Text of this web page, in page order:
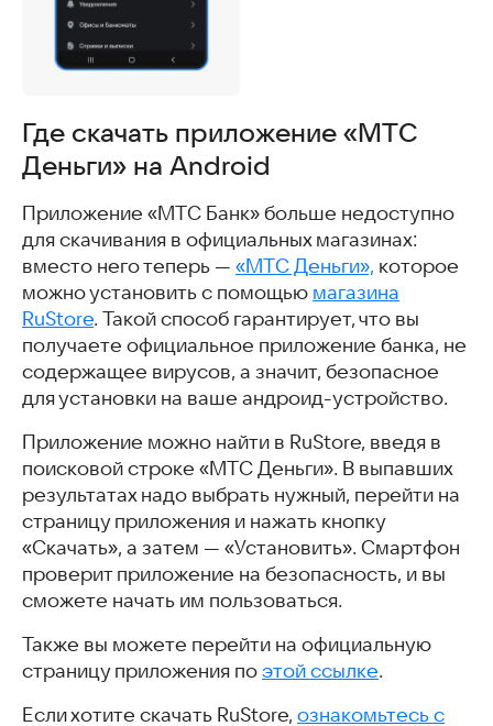
Где скачать приложение «МТС
Деньги» на Android
Приложение «МТС Банк» больше недоступно
для скачивания в официальных магазинах:
вместо него теперь — «МТС Деньги», которое
можно установить с помощью магазина
RuStore. Такой способ гарантирует, что вы
получаете официальное приложение банка, не
содержащее вирусов, а значит, безопасное
для установки на ваше андроид-устройство.
Приложение можно найти в RuStore, введя в
поисковой строке «МТС Деньги». В выпавших
результатах надо выбрать нужный, перейти на
страницу приложения и нажать кнопку
«Скачать», а затем — «Установить». Смартфон
проверит приложение на безопасность, и вы
сможете начать им пользоваться.
Также вы можете перейти на официальную
страницу приложения по этой ссылке.
Если хотите скачать RuStore, ознакомьтесь с